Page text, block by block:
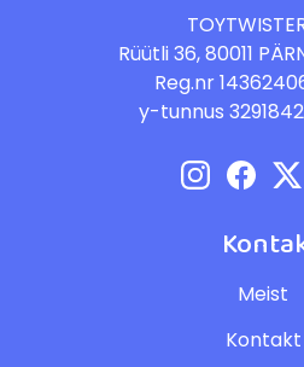
Rüütli 36, 80011
Reg.nr
y-tunnus
Meist
Kontakt